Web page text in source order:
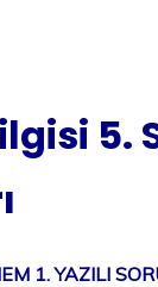
5.
1. YAZILI